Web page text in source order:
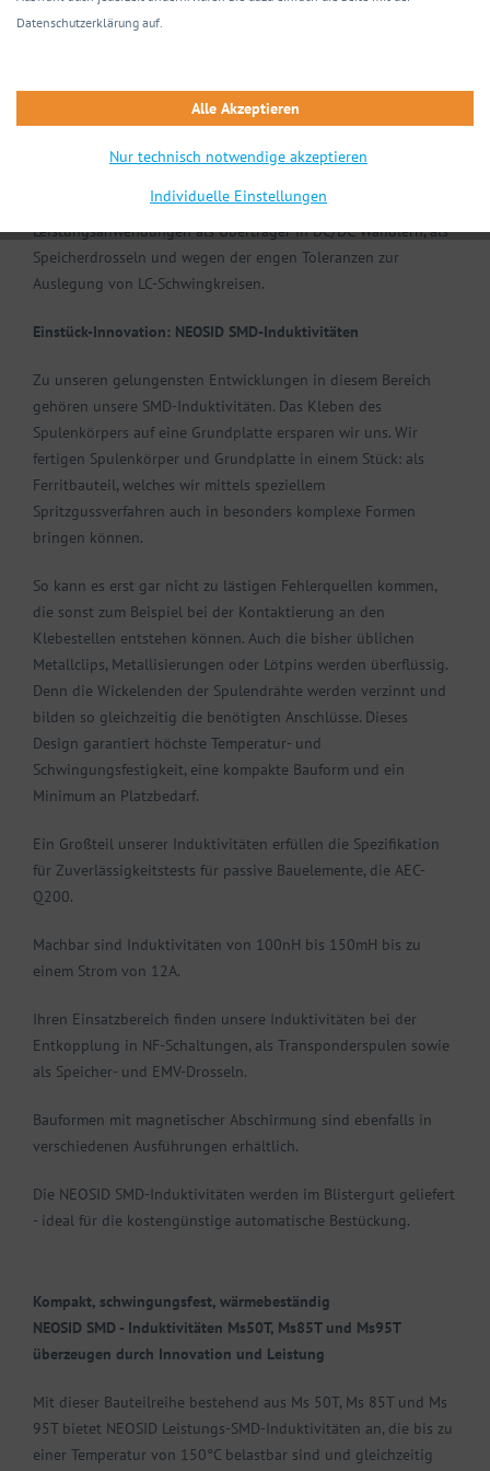
NEOSID-Festinduktivitäten sind bewährte Bauelemente in
Branchen wie Automotive, Telekommunikation oder
zum Beispiel zur Funkentstörung, Siebung, für
Leistungsanwendungen als Übertrager in DC/DC-Wandlern, als
Speicherdrosseln und wegen der engen Toleranzen zur
Auslegung von LC-Schwingkreisen.
Einstück-Innovation: NEOSID SMD-Induktivitäten
Zu unseren gelungensten Entwicklungen in diesem Bereich
gehören unsere SMD-Induktivitäten. Das Kleben des
Spulenkörpers auf eine Grundplatte ersparen wir uns. Wir
fertigen Spulenkörper und Grundplatte in einem Stück: als
Ferritbauteil, welches wir mittels speziellem
Spritzgussverfahren auch in besonders komplexe Formen
bringen können.
So kann es erst gar nicht zu lästigen Fehlerquellen kommen,
die sonst zum Beispiel bei der Kontaktierung an den
Klebestellen entstehen können. Auch die bisher üblichen
Metallclips, Metallisierungen oder Lötpins werden überflüssig.
Denn die Wickelenden der Spulendrähte werden verzinnt und
bilden so gleichzeitig die benötigten Anschlüsse. Dieses
Design garantiert höchste Temperatur- und
Schwingungsfestigkeit, eine kompakte Bauform und ein
Minimum an Platzbedarf.
Ein Großteil unserer Induktivitäten erfüllen die Spezifikation
für Zuverlässigkeitstests für passive Bauelemente, die AEC-
Q200.
Machbar sind Induktivitäten von 100nH bis 150mH bis zu
einem Strom von 12A.
Ihren Einsatzbereich finden unsere Induktivitäten bei der
Entkopplung in NF-Schaltungen, als Transponderspulen sowie
als Speicher- und EMV-Drosseln.
Bauformen mit magnetischer Abschirmung sind ebenfalls in
verschiedenen Ausführungen erhältlich.
Die NEOSID SMD-Induktivitäten werden im Blistergurt geliefert
- ideal für die kostengünstige automatische Bestückung.
Kompakt, schwingungsfest, wärmebeständig
NEOSID SMD - Induktivitäten Ms50T, Ms85T und Ms95T
überzeugen durch Innovation und Leistung
Mit dieser Bauteilreihe bestehend aus Ms 50T, Ms 85T und Ms
95T bietet NEOSID Leistungs-SMD-Induktivitäten an, die bis zu
einer Temperatur von 150°C belastbar sind und gleichzeitig
Datenschutzerklärung auf.
Individuelle Einstellungen
Nur technisch notwendige akzeptieren
Alle Akzeptieren